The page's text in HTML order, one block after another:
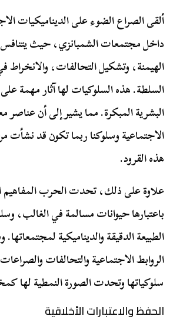
ألقى الصراع الضوء على الديناميكيات
داخل مجتمعات الشمبانزي، حيث
الهيمنة، وتشكيل التحالفات،
السلطة. هذه السلوكيات لها آثار مهمة
البشرية المبكرة. مما يشير إلى أن عناصر
الاجتماعية وسلوكنا ربما تكون قد نشأت
هذه القرود.
علاوة على ذلك، تحدت الحرب المفاهيم
باعتبارها حيوانات مسالمة في الغالب،
الطبيعة الدقيقة والديناميكية
الروابط الاجتماعية والتحالفات
سلوكياتها وتحدت الصورة النمطية لها
الحفظ والاعتبارات الأخلاقية